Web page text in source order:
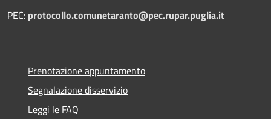
PEC: protocollo.comunetaranto@pec.rupar.puglia.it
Prenotazione appuntamento
Segnalazione disservizio
Leggi le FAQ